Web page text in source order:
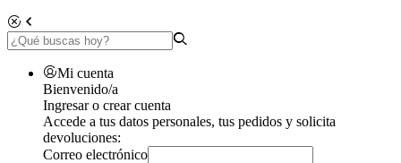
Mi cuenta
Bienvenido/a
Ingresar o crear cuenta
Accede a tus datos personales, tus pedidos y solicita
devoluciones:
Correo electrónico